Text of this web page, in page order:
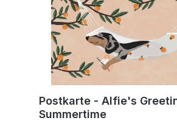
Postkarte - Alfie's
Summertime